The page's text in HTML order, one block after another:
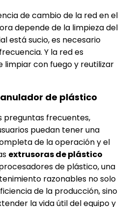
de cambio de la red en el
depende de la limpieza del
está sucio, es necesario
Y la red es
limpiar con fuego y reutilizar
de plástico
preguntas frecuentes,
puedan tener una
de la operación y el
extrusoras de plástico
de plástico, una
razonables no solo
de la producción, sino
la vida útil del equipo y